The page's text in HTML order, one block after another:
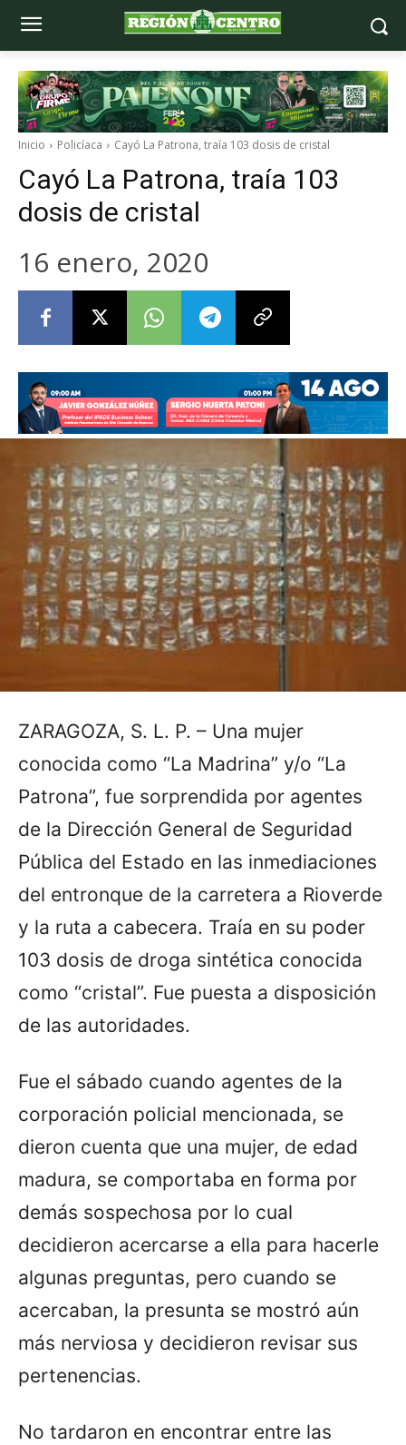
Inicio Policíaca Cayó La Patrona, traía 103 dosis de cristal
Cayó La Patrona, traía 103
dosis de cristal
16 enero, 2020
ZARAGOZA, S. L. P. – Una mujer
conocida como “La Madrina” y/o “La
Patrona”, fue sorprendida por agentes
de la Dirección General de Seguridad
Pública del Estado en las inmediaciones
del entronque de la carretera a Rioverde
y la ruta a cabecera. Traía en su poder
103 dosis de droga sintética conocida
como “cristal”. Fue puesta a disposición
de las autoridades.
Fue el sábado cuando agentes de la
corporación policial mencionada, se
dieron cuenta que una mujer, de edad
madura, se comportaba en forma por
demás sospechosa por lo cual
decidieron acercarse a ella para hacerle
algunas preguntas, pero cuando se
acercaban, la presunta se mostró aún
más nerviosa y decidieron revisar sus
pertenencias.
No tardaron en encontrar entre las